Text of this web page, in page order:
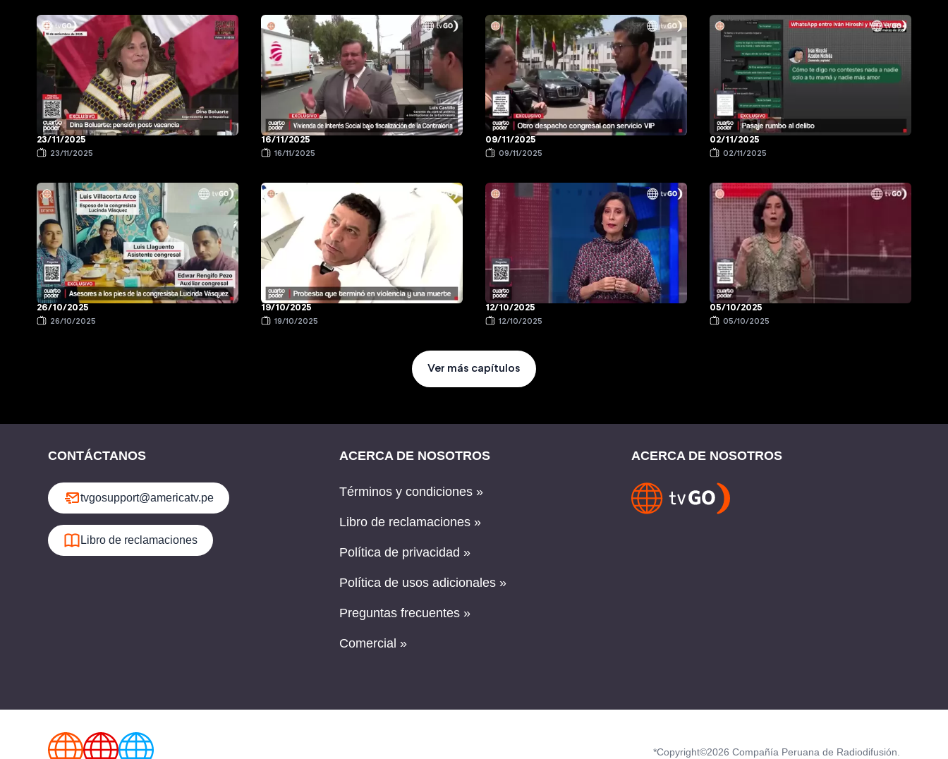
23/11/2025
23/11/2025
16/11/2025
16/11/2025
09/11/2025
09/11/2025
02/11/2025
02/11/2025
26/10/2025
26/10/2025
19/10/2025
19/10/2025
12/10/2025
12/10/2025
05/10/2025
05/10/2025
Ver más capítulos
CONTÁCTANOS
tvgosupport@americatv.pe
Libro de reclamaciones
ACERCA DE NOSOTROS
Términos y condiciones »
Libro de reclamaciones »
Política de privacidad »
Política de usos adicionales »
Preguntas frecuentes »
Comercial »
ACERCA DE NOSOTROS
*Copyright©2026 Compañía Peruana de Radiodifusión.